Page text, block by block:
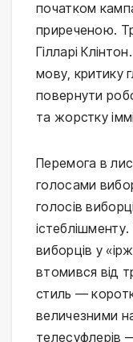
початком
приреченою.
Гілларі
мову, критику
повернути
та жорстку
Перемога в
голосами
голосів
істеблішменту.
виборців у
втомився від
стиль —
величезними
телесуфлерів